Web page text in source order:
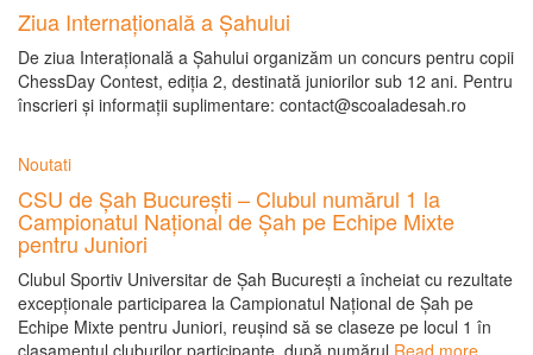
Ziua Internațională a Șahului
De ziua Interațională a Șahului organizăm un concurs pentru copii
ChessDay Contest, ediția 2, destinată juniorilor sub 12 ani. Pentru
înscrieri și informații suplimentare: contact@scoaladesah.ro
Noutati
CSU de Șah București – Clubul numărul 1 la
Campionatul Național de Șah pe Echipe Mixte
pentru Juniori
Clubul Sportiv Universitar de Șah București a încheiat cu rezultate
excepționale participarea la Campionatul Național de Șah pe
Echipe Mixte pentru Juniori, reușind să se claseze pe locul 1 în
clasamentul cluburilor participante, după numărul Read more